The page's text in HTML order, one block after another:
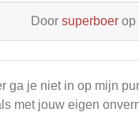
Door superboer op
ga je niet in op mijn
met jouw eigen